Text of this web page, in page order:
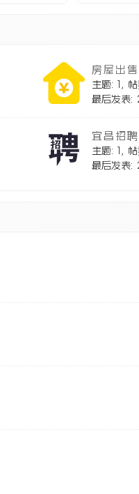
[宜昌求职]
[房屋出售]
[房屋出租]
房屋出售
主题: 1 , 帖
最后发表:
宜昌招聘
主题: 1 , 帖
最后发表: